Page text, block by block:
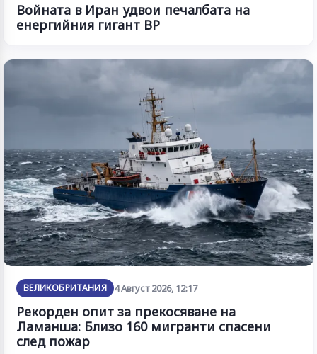
Войната в Иран удвои печалбата на
енергийния гигант BP
ВЕЛИКОБРИТАНИЯ 4 Август 2026, 12:17
Рекорден опит за прекосяване на
Ламанша: Близо 160 мигранти спасени
след пожар